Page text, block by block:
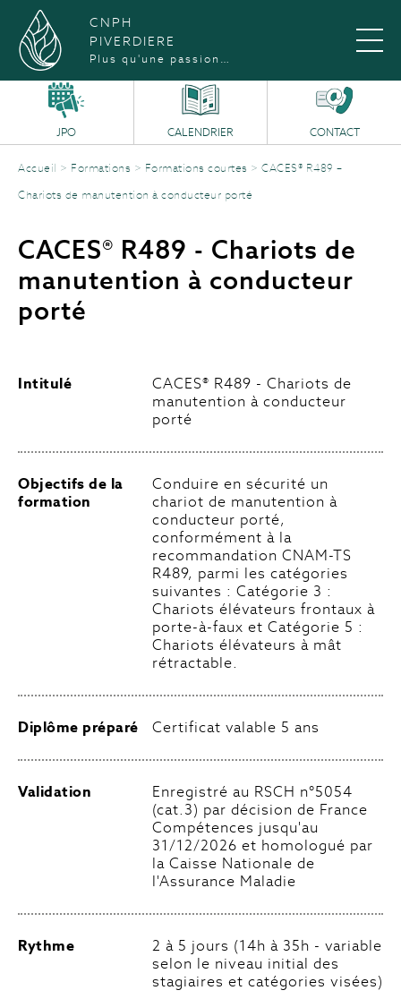
CNPH
PIVERDIERE
Plus qu'une passion…
JPO CALENDRIER CONTACT
Accueil > Formations > Formations courtes > CACES® R489 –
Chariots de manutention à conducteur porté
CACES® R489 - Chariots de
manutention à conducteur
porté
Intitulé
CACES® R489 - Chariots de
manutention à conducteur
porté
Objectifs de la
formation
Conduire en sécurité un
chariot de manutention à
conducteur porté,
conformément à la
recommandation CNAM-TS
R489, parmi les catégories
suivantes : Catégorie 3 :
Chariots élévateurs frontaux à
porte-à-faux et Catégorie 5 :
Chariots élévateurs à mât
rétractable.
Diplôme préparé Certificat valable 5 ans
Validation
Enregistré au RSCH n°5054
(cat.3) par décision de France
Compétences jusqu'au
31/12/2026 et homologué par
la Caisse Nationale de
l'Assurance Maladie
Rythme
2 à 5 jours (14h à 35h - variable
selon le niveau initial des
stagiaires et catégories visées)